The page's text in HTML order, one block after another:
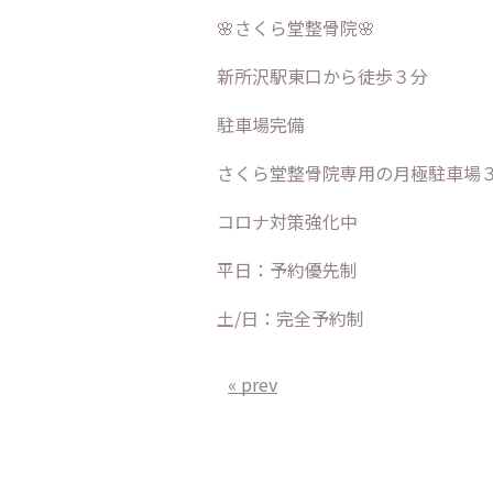
🌸さくら堂整骨院🌸
新所沢駅東口から徒歩３分
駐車場完備
さくら堂整骨院専用の月極駐車場
コロナ対策強化中
平日：予約優先制
土/日：完全予約制
« prev